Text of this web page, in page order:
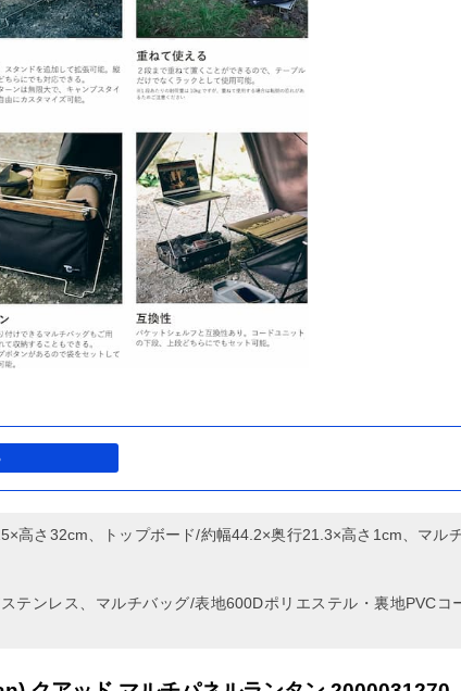
高さ32cm、トップボード/約幅44.2×奥行21.3×高さ1cm、マル
テンレス、マルチバッグ/表地600Dポリエステル・裏地PVCコ